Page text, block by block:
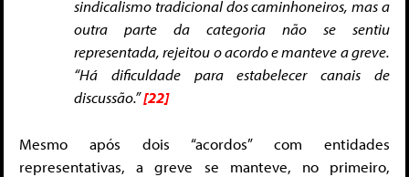
sindicalismo tradicional dos caminhoneiros, mas a
outra parte da categoria não se sentiu
representada, rejeitou o acordo e manteve a greve.
“Há dificuldade para estabelecer canais de
discussão.”[22]
Mesmo após dois “acordos” com entidades
representativas, a greve se manteve, no primeiro,